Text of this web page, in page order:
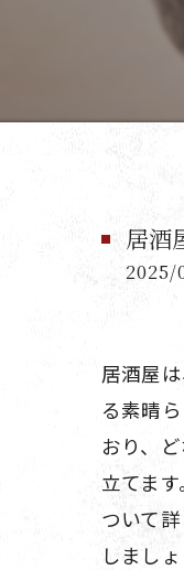
居酒
2025/
居酒屋
る素晴
おり、
立てま
ついて
しまし